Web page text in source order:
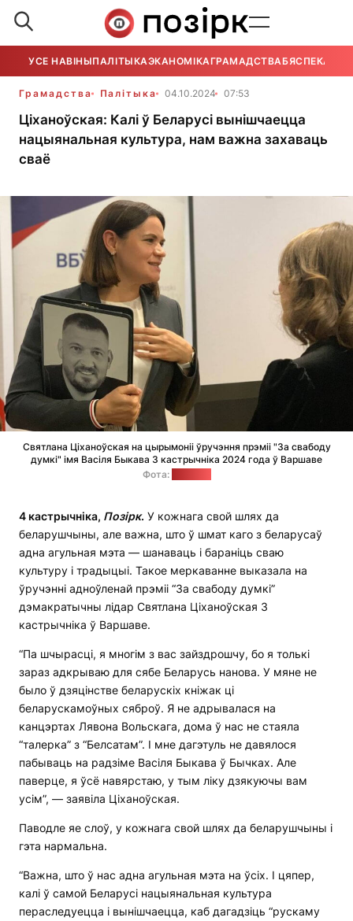
УСЕ НАВІНЫПАЛІТЫКАЭКАНОМІКАГРАМАДСТВАБЯСПЕКА
Грамадства Палітыка 04.10.2024 07:53
Ціханоўская: Калі ў Беларусі вынішчаецца
нацыянальная культура, нам важна захаваць
сваё
Святлана Ціханоўская на цырымоніі ўручэння прэміі "За свабоду
думкі" імя Васіля Быкава 3 кастрычніка 2024 года ў Варшаве
Фота:
4 кастрычніка, Позірк. У кожнага свой шлях да
беларушчыны, але важна, што ў шмат каго з беларусаў
адна агульная мэта — шанаваць і бараніць сваю
культуру і традыцыі. Такое меркаванне выказала на
ўручэнні адноўленай прэміі “За свабоду думкі”
дэмакратычны лідар Святлана Ціханоўская 3
кастрычніка ў Варшаве.
“Па шчырасці, я многім з вас зайздрошчу, бо я толькі
зараз адкрываю для сябе Беларусь нанова. У мяне не
было ў дзяцінстве беларускіх кніжак ці
беларускамоўных сяброў. Я не адрывалася на
канцэртах Лявона Вольскага, дома ў нас не стаяла
“талерка” з “Белсатам”. І мне дагэтуль не давялося
пабываць на радзіме Васіля Быкава ў Бычках. Але
паверце, я ўсё навярстаю, у тым ліку дзякуючы вам
усім”, — заявіла Ціханоўская.
Паводле яе слоў, у кожнага свой шлях да беларушчыны і
гэта нармальна.
“Важна, што ў нас адна агульная мэта на ўсіх. І цяпер,
калі ў самой Беларусі нацыянальная культура
пераследуецца і вынішчаецца, каб дагадзіць “рускаму